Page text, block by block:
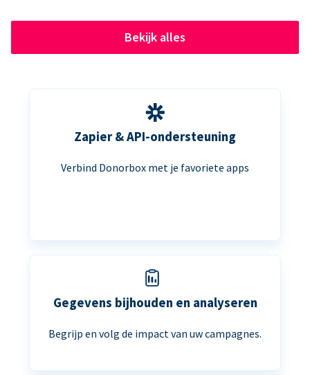
Bekijk alles
Zapier & API-ondersteuning
Verbind Donorbox met je favoriete apps
Gegevens bijhouden en analyseren
Begrijp en volg de impact van uw campagnes.